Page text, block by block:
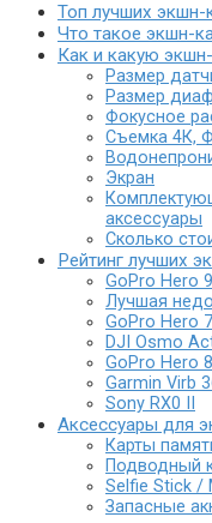
Топ лучших
Что такое экшн-
Как и какую
Размер
Размер
Фокусное
Съемка 4К,
Экран
аксессуары
Сколько
Рейтинг лучших
GoPro Hero
Лучшая
GoPro Hero
DJI Osmo
GoPro Hero
Garmin Virb
Sony RX0 II
Аксессуары для
Карты
Подводный
Selfie Stick /
Запасные